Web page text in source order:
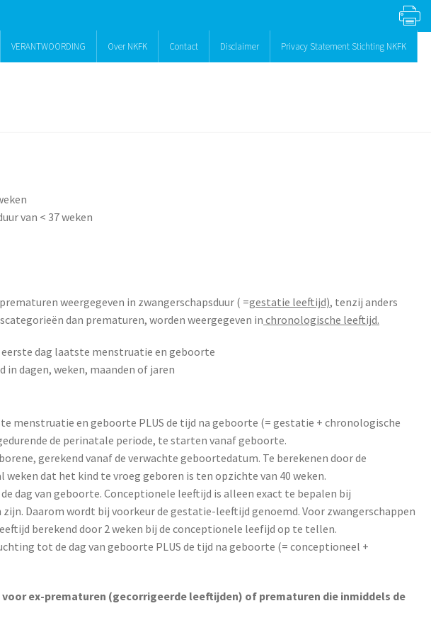
VERANTWOORDING Over NKFK Contact Disclaimer Privacy Statement Stichting NKFK
van < 37 weken
weergegeven in zwangerschapsduur ( =gestatie leeftijd), tenzij anders
dan prematuren, worden weergegeven in chronologische leeftijd.
dag laatste menstruatie en geboorte
in dagen, weken, maanden of jaren
menstruatie en geboorte PLUS de tijd na geboorte (= gestatie + chronologische
de perinatale periode, te starten vanaf geboorte.
gerekend vanaf de verwachte geboortedatum. Te berekenen door de
dat het kind te vroeg geboren is ten opzichte van 40 weken.
dag van geboorte. Conceptionele leeftijd is alleen exact te bepalen bij
Daarom wordt bij voorkeur de gestatie-leeftijd genoemd. Voor zwangerschappen
berekend door 2 weken bij de conceptionele leefijd op te tellen.
tot de dag van geboorte PLUS de tijd na geboorte (= conceptioneel +
ex-prematuren (gecorrigeerde leeftijden) of prematuren die inmiddels de